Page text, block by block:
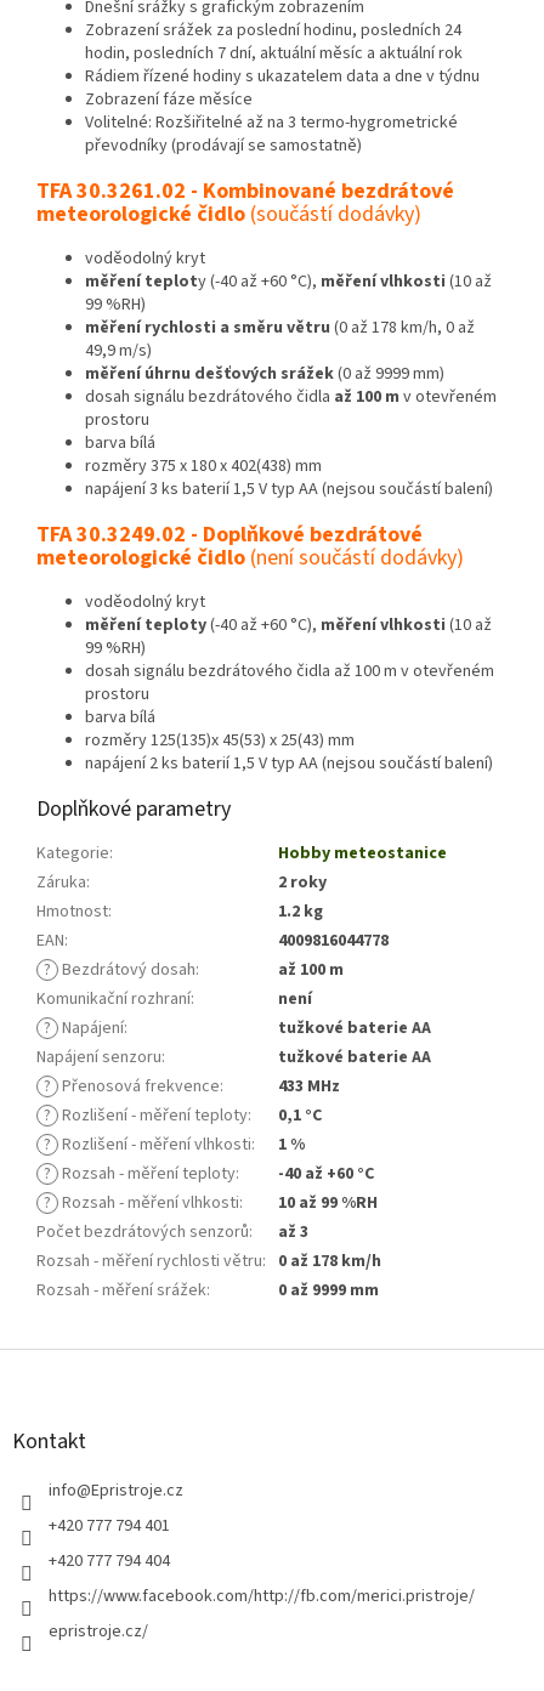
Dnešní srážky s grafickým zobrazením
Zobrazení srážek za poslední hodinu, posledních 24
hodin, posledních 7 dní, aktuální měsíc a aktuální rok
Rádiem řízené hodiny s ukazatelem data a dne v týdnu
Zobrazení fáze měsíce
Volitelné: Rozšiřitelné až na 3 termo-hygrometrické
převodníky (prodávají se samostatně)
TFA 30.3261.02 - Kombinované bezdrátové
meteorologické čidlo (součástí dodávky)
voděodolný kryt
měření teploty (-40 až +60 °C), měření vlhkosti (10 až
99 %RH)
měření rychlosti a směru větru (0 až 178 km/h, 0 až
49,9 m/s)
měření úhrnu dešťových srážek(0 až 9999 mm)
dosah signálu bezdrátového čidla až 100 m v otevřeném
prostoru
barva bílá
rozměry 375 x 180 x 402(438) mm
napájení 3 ks baterií 1,5 V typ AA (nejsou součástí balení)
TFA 30.3249.02 - Doplňkové bezdrátové
meteorologické čidlo (není součástí dodávky)
voděodolný kryt
měření teploty(-40 až +60 °C), měření vlhkosti (10 až
99 %RH)
dosah signálu bezdrátového čidla až 100 m v otevřeném
prostoru
barva bílá
rozměry 125(135)x 45(53) x 25(43) mm
napájení 2 ks baterií 1,5 V typ AA (nejsou součástí balení)
Doplňkové parametry
Kategorie:
Hobby meteostanice
Záruka:
2 roky
Hmotnost:
1.2 kg
EAN:
4009816044778
? Bezdrátový dosah:
až 100 m
Komunikační rozhraní:
není
? Napájení:
tužkové baterie AA
Napájení senzoru:
tužkové baterie AA
? Přenosová frekvence:
433 MHz
? Rozlišení - měření teploty:
0,1 °C
? Rozlišení - měření vlhkosti:
1 %
? Rozsah - měření teploty:
-40 až +60 °C
? Rozsah - měření vlhkosti:
10 až 99 %RH
Počet bezdrátových senzorů:
až 3
Rozsah - měření rychlosti větru: 0 až 178 km/h
Rozsah - měření srážek: 0 až 9999 mm
Z
Kontakt
info@Epristroje.cz
+420 777 794 401
+420 777 794 404
https://www.facebook.com/http://fb.com/merici.pristroje/
epristroje.cz/